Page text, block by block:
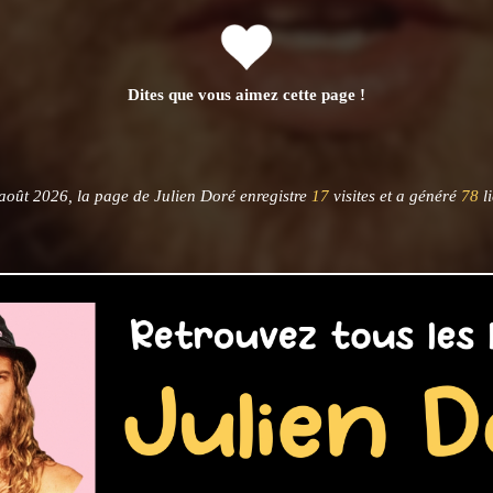
Dites que vous aimez cette page !
2026, la page de Julien Doré enregistre 17visites et a généré 78